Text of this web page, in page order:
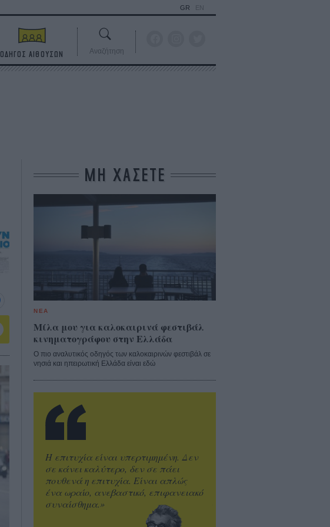
GR EN
ΟΔΗΓΟΣ ΑΙΘΟΥΣΩΝ Αναζήτηση
ΜΗ ΧΑΣΕΤΕ
ΝΕΑ
Μίλα μου για καλοκαιρινά φεστιβάλ
κινηματογράφου στην Ελλάδα
Ο πιο αναλυτικός οδηγός των καλοκαιρινών φεστιβάλ σε
νησιά και ηπειρωτική Ελλάδα είναι εδώ
Η επιτυχία είναι υπερτιμημένη. Δεν
σε κάνει καλύτερο, δεν σε πάει
πουθενά η επιτυχία. Είναι απλώς
ένα ωραίο, ανεβαστικό, επιφανειακό
συναίσθημα.»